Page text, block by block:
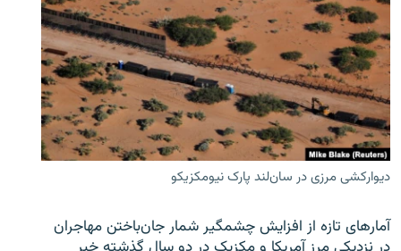
دیوارکشی مرزی در سان‌لند پارک نیومکزیکو
آمارهای تازه از افزایش چشمگیر شمار جان‌باختن مهاجران